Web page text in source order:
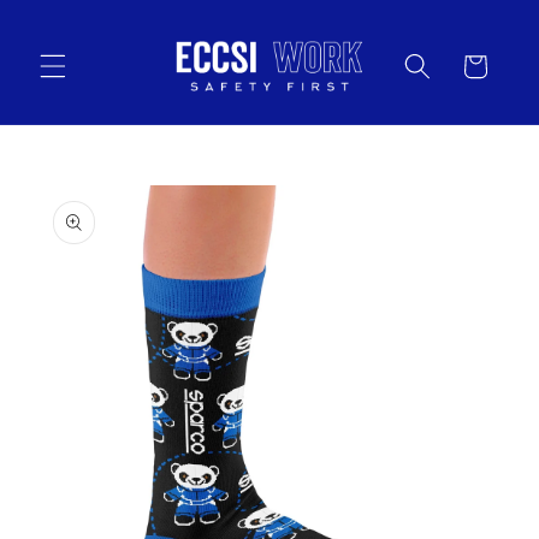
ai contenuti
Carrello
informazioni
sul prodotto